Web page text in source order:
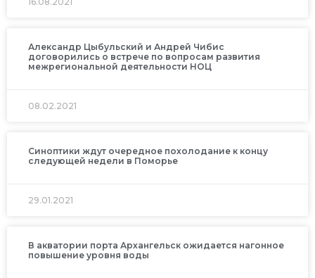
Александр Цыбульский и Андрей Чибис
договорились о встрече по вопросам развития
межрегиональной деятельности НОЦ
08.02.2021
Синоптики ждут очередное похолодание к концу
следующей недели в Поморье
29.01.2021
В акватории порта Архангельск ожидается нагонное
повышение уровня воды